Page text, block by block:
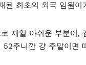
된 최초의 외국 임원이
제일 아쉬운 부분이
주니깐 걍 주말이면